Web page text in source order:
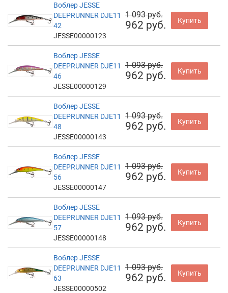
Воблер JESSE
DEEPRUNNER DJE11
42
JESSE00000123
1 093 руб.
962 руб. Купить
Воблер JESSE
DEEPRUNNER DJE11
46
JESSE00000129
1 093 руб.
962 руб. Купить
Воблер JESSE
DEEPRUNNER DJE11
48
JESSE00000143
1 093 руб.
962 руб. Купить
Воблер JESSE
DEEPRUNNER DJE11
56
JESSE00000147
1 093 руб.
962 руб. Купить
Воблер JESSE
DEEPRUNNER DJE11
57
JESSE00000148
1 093 руб.
962 руб. Купить
Воблер JESSE
DEEPRUNNER DJE11
63
JESSE00000502
1 093 руб.
962 руб. Купить